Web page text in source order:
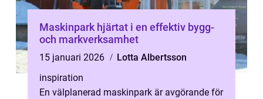
Maskinpark hjärtat i en effektiv bygg-
och markverksamhet
15 januari 2026
Lotta Albertsson
inspiration
En välplanerad maskinpark är avgörande för